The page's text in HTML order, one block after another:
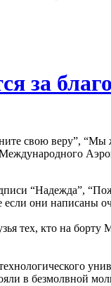
за
свою веру”,
“Надежда”,
они написаны
тех, кто на
в безмолвной